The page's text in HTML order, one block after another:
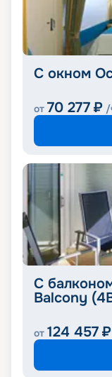
С окном
от 70 277 ₽ /
С
Balcony
от 124 457 ₽